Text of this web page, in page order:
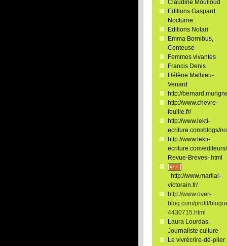
Claudine Moulloud
Editions Gaspard
Nocturne
Editions Notari
Emma Bornibus,
Conteuse
Femmes vivantes
Francis Denis
Hélène Mathieu-
Venard
http://
http://www.chevre-
feuille.fr/
http://www.lekti-
ecriture.com/blogs/
http://www.lekti-
ecriture.com/
Revue-Breves-.html
http://www.martial-
victorain.fr/
http://www.over-
blog.com/profil/
4430715.html
Laura Lourdas.
Journaliste culture
Le vivrécrire-dé-plier